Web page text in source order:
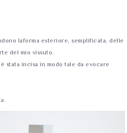
laforma esteriore, semplificata, delle
del mio vissuto.
stata incisa in modo tale da evocare
.